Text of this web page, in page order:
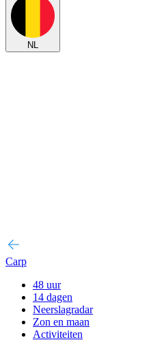
NL
Carp
48 uur
14 dagen
Neerslagradar
Zon en maan
Activiteiten